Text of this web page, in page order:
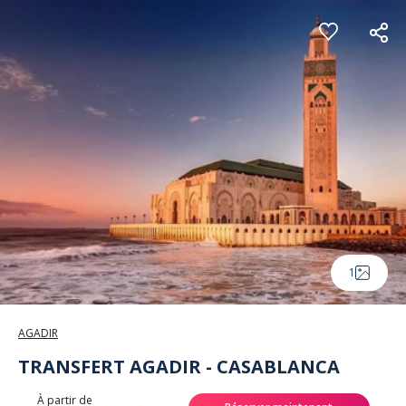
1
AGADIR
TRANSFERT AGADIR - CASABLANCA
À partir de